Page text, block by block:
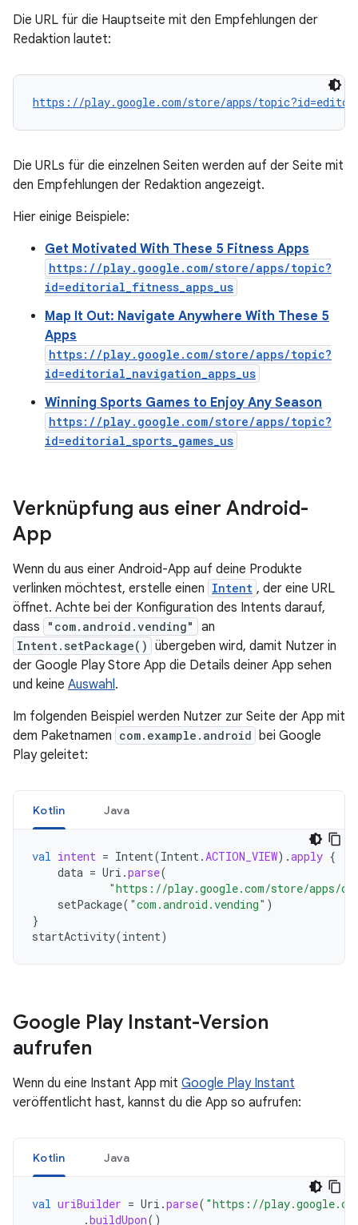
Die URL für die Hauptseite mit den Empfehlungen der
Redaktion lautet:
https://play.google.com/store/apps/
Die URLs für die einzelnen Seiten werden auf der Seite mit
den Empfehlungen der Redaktion angezeigt.
Hier einige Beispiele:
Get Motivated With These 5 Fitness Apps
https://play.google.com/store/apps/topic?
id=editorial_fitness_apps_us
Map It Out: Navigate Anywhere With These 5
Apps
https://play.google.com/store/apps/topic?
id=editorial_navigation_apps_us
Winning Sports Games to Enjoy Any Season
https://play.google.com/store/apps/topic?
id=editorial_sports_games_us
Verknüpfung aus einer Android-
App
Wenn du aus einer Android-App auf deine Produkte
verlinken möchtest, erstelle einen Intent , der eine URL
öffnet. Achte bei der Konfiguration des Intents darauf,
dass
"com.android.vending" an
Intent.setPackage() übergeben wird, damit Nutzer in
der Google Play Store App die Details deiner App sehen
und keine Auswahl .
Im folgenden Beispiel werden Nutzer zur Seite der App mit
dem Paketnamen com.example.android
bei Google
Play geleitet:
Kotlin Java
val intent = Intent(Intent.ACTION_VIEW).apply {
data = Uri .parse(
"https://play.google.com/store/apps/
setPackage( "com.android.vending" )
}
startActivity(intent)
Google Play Instant-Version
aufrufen
Wenn du eine Instant App mit Google Play Instant
veröffentlicht hast, kannst du die App so aufrufen:
Kotlin Java
val uriBuilder = Uri .parse( "https://
.buildUpon()